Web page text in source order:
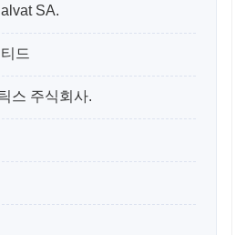
SA.
드
스 주식회사.